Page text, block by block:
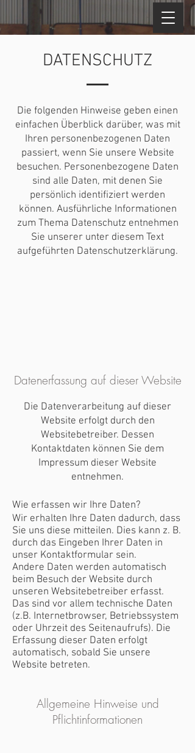
DATENSCHUTZ
Die folgenden Hinweise geben einen
einfachen Überblick darüber, was mit
Ihren personenbezogenen Daten
passiert, wenn Sie unsere Website
besuchen. Personenbezogene Daten
sind alle Daten, mit denen Sie
persönlich identifiziert werden
können. Ausführliche Informationen
zum Thema Datenschutz entnehmen
Sie unserer unter diesem Text
aufgeführten Datenschutzerklärung.
Datenerfassung auf dieser Website
Die Datenverarbeitung auf dieser
Website erfolgt durch den
Websitebetreiber. Dessen
Kontaktdaten können Sie dem
Impressum dieser Website
entnehmen.
Wie erfassen wir Ihre Daten?
Wir erhalten Ihre Daten dadurch, dass
Sie uns diese mitteilen. Dies kann z. B.
durch das Eingeben Ihrer Daten in
unser Kontaktformular sein.
Andere Daten werden automatisch
beim Besuch der Website durch
unseren Websitebetreiber erfasst.
Das sind vor allem technische Daten
(z.B. Internetbrowser, Betriebssystem
oder Uhrzeit des Seitenaufrufs). Die
Erfassung dieser Daten erfolgt
automatisch, sobald Sie unsere
Website betreten.
Allgemeine Hinweise und
Pflichtinformationen